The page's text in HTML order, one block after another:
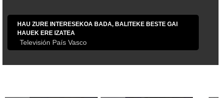
HAU ZURE INTERESEKOA BADA, BALITEKE BESTE GAI
HAUEK ERE IZATEA
Televisión País Vasco